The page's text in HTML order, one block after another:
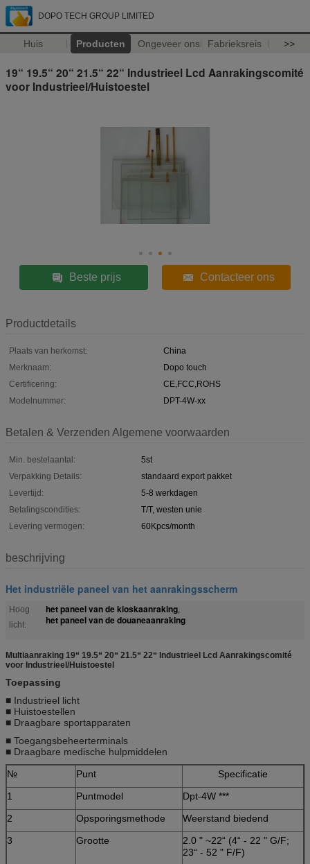
DOPO TECH GROUP LIMITED
Huis Producten Ongeveer ons Fabrieksreis >>
19“ 19.5“ 20“ 21.5“ 22“ Industrieel Lcd Aanrakingscomité
voor Industrieel/Huistoestel
Beste prijs Contacteer ons
Productdetails
Plaats van herkomst:
China
Merknaam:
Dopo touch
Certificering:
CE,FCC,ROHS
Modelnummer:
DPT-4W-xx
Betalen & Verzenden Algemene voorwaarden
Min. bestelaantal:
5st
Verpakking Details:
standaard export pakket
Levertijd:
5-8 werkdagen
Betalingscondities:
T/T, westen unie
Levering vermogen:
60Kpcs/month
beschrijving
Het industriële paneel van het aanrakingsscherm
Hoog
licht:
het paneel van de kioskaanraking,
het paneel van de douaneaanraking
Multiaanraking 19“ 19.5“ 20“ 21.5“ 22“ Industrieel Lcd Aanrakingscomité
voor Industrieel/Huistoestel
Toepassing
■ Industrieel licht
■ Huistoestellen
■ Draagbare sportapparaten
■ Toegangsbeheerterminals
■ Draagbare medische hulpmiddelen
№
Punt
Specificatie
1
Puntmodel
Dpt-4W ***
2
Opsporingsmethode
Weerstand biedend
3
Grootte
2.0 " ~22“ (4“ - 22 " G/F;
23“ - 52 " F/F)